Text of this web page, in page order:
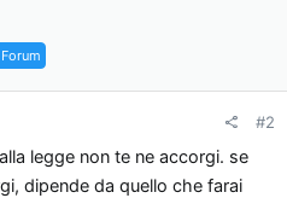
#2
legge non te ne accorgi. se
dipende da quello che farai